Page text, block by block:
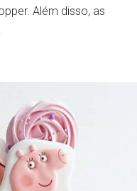
Além disso, as